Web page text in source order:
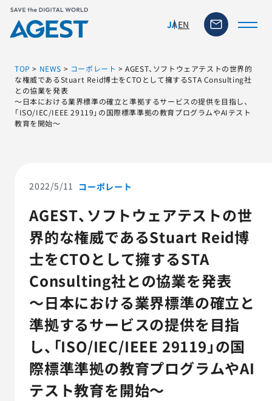
JAEN
トップページ
ニュース
セミナー・イベント
事例紹介
品質コラム
TOP > NEWS > コーポレート >AGEST、ソフトウェアテストの世界的
な権威であるStuart Reid博士をCTOとして擁するSTA Consulting社
との協業を発表
～日本における業界標準の確立と準拠するサービスの提供を目指し、
「ISO/IEC/IEEE 29119」の国際標準準拠の教育プログラムやAIテスト
教育を開始～
2022/5/11 コーポレート
AGEST、ソフトウェアテストの世
界的な権威であるStuart Reid博
士をCTOとして擁するSTA
Consulting社との協業を発表
～日本における業界標準の確立と
準拠するサービスの提供を目指
し、「ISO/IEC/IEEE 29119」の国
際標準準拠の教育プログラムやAI
テスト教育を開始～